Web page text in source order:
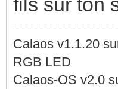
Calaos v1.1.20
RGB LED
Calaos-OS v2.0